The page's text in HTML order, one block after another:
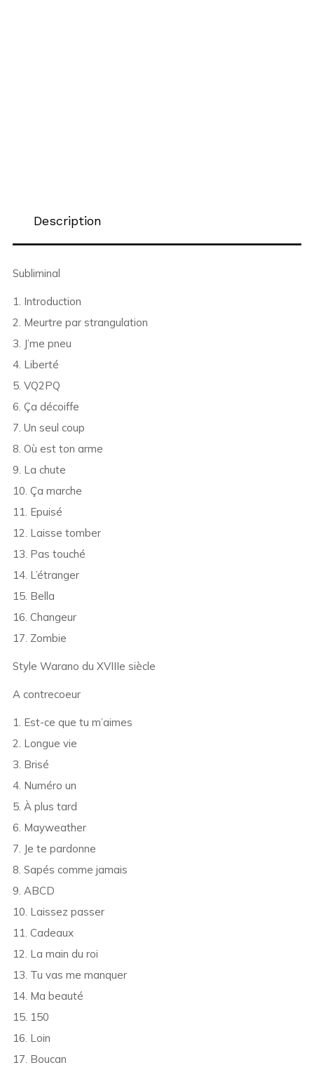
Description
Subliminal
1. Introduction
2. Meurtre par strangulation
3. J’me pneu
4. Liberté
5. VQ2PQ
6. Ça décoiffe
7. Un seul coup
8. Où est ton arme
9. La chute
10. Ça marche
11. Epuisé
12. Laisse tomber
13. Pas touché
14. L’étranger
15. Bella
16. Changeur
17. Zombie
Style Warano du XVIIIe siècle
A contrecoeur
1. Est-ce que tu m’aimes
2. Longue vie
3. Brisé
4. Numéro un
5. À plus tard
6. Mayweather
7. Je te pardonne
8. Sapés comme jamais
9. ABCD
10. Laissez passer
11. Cadeaux
12. La main du roi
13. Tu vas me manquer
14. Ma beauté
15. 150
16. Loin
17. Boucan